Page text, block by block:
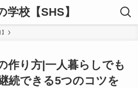
学校【SHS】
作り方|一人暮らしでも
続できる5つのコツを